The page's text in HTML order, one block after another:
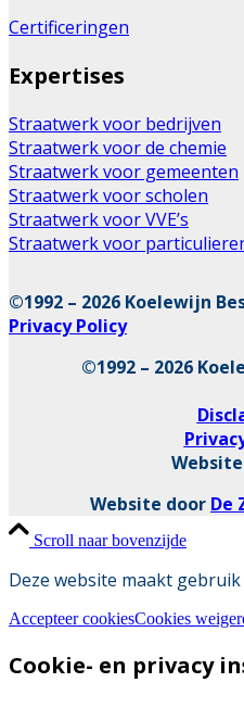
Certificeringen
Expertises
Straatwerk voor bedrijven
Straatwerk voor de chemie
Straatwerk voor gemeenten
Straatwerk voor scholen
Straatwerk voor VVE’s
Straatwerk voor
©1992 – 2026 Koelewijn
Privacy Policy
©1992 – 2026
Website door De
Scroll naar bovenzijde
Deze website maakt gebruik
Accepteer cookiesCookies
Cookie- en privacy